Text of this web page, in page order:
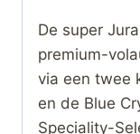
De super
premium-
via een twee
en de Blue
Speciality-